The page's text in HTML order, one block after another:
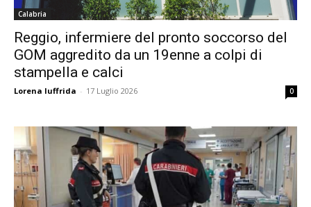
Calabria
Reggio, infermiere del pronto soccorso del
GOM aggredito da un 19enne a colpi di
stampella e calci
Lorena Iuffrida - 17 Luglio 2026 0